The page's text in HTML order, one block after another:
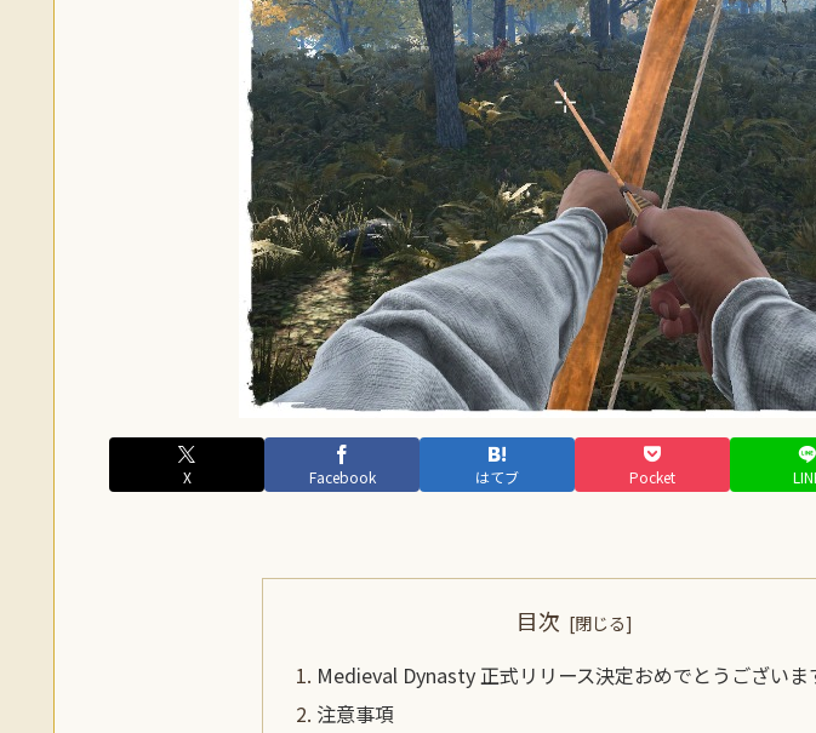
X Facebook はてブ Pocket
目次
Medieval Dynasty 正式リリース決定おめでとうございま
注意事項